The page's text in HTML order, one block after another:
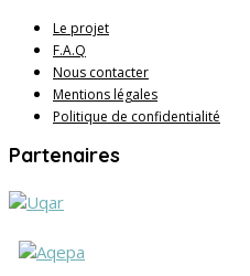
Le projet
F.A.Q
Nous contacter
Mentions légales
Politique de confidentialité
Partenaires